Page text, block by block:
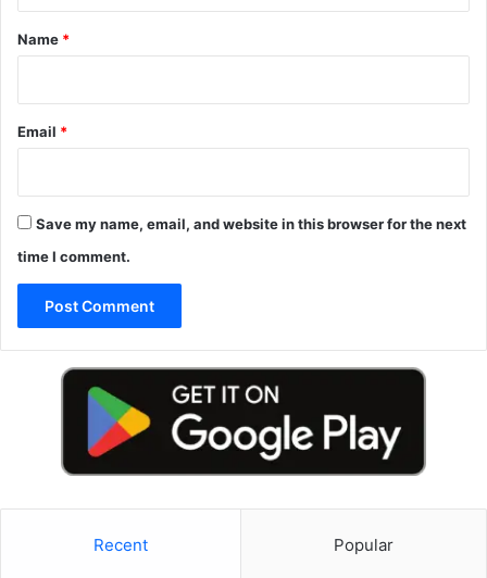
*
Name *
Email *
Save my name, email, and website in this browser for the next
time I comment.
Recent Popular